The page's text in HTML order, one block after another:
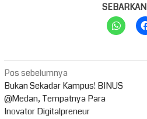
SEBARKAN
Navigasi
pos
Pos sebelumnya
Bukan Sekadar Kampus! BINUS
@Medan, Tempatnya Para
Inovator Digitalpreneur